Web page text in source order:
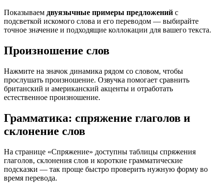
Показываем двуязычные примеры предложений с
подсветкой искомого слова и его переводом — выбирайте
точное значение и подходящие коллокации для вашего текста.
Произношение слов
Нажмите на значок динамика рядом со словом, чтобы
прослушать произношение. Озвучка помогает сравнить
британский и американский акценты и отработать
естественное произношение.
Грамматика: спряжение глаголов и
склонение слов
На странице «Спряжение» доступны таблицы спряжения
глаголов, склонения слов и короткие грамматические
подсказки — так проще быстро проверить нужную форму во
время перевода.